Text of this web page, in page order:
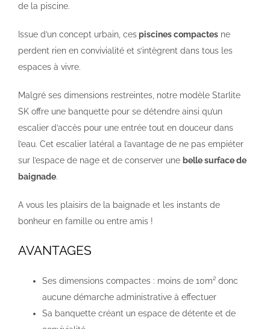
de la piscine.
Issue d’un concept urbain, cespiscines compactes ne
perdent rien en convivialité et s’intègrent dans tous les
espaces à vivre.
Malgré ses dimensions restreintes, notre modèle Starlite
SK offre une banquette pour se détendre ainsi qu’un
escalier d’accès pour une entrée tout en douceur dans
l’eau. Cet escalier latéral a l’avantage de ne pas empiéter
sur l’espace de nage et de conserver une belle surface de
baignade.
A vous les plaisirs de la baignade et les instants de
bonheur en famille ou entre amis !
AVANTAGES
Ses dimensions compactes : moins de 10m² donc
aucune démarche administrative à effectuer
Sa banquette créant un espace de détente et de